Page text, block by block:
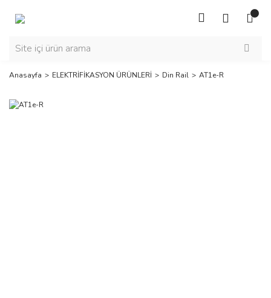
Anasayfa ELEKTRİFİKASYON ÜRÜNLERİ Din Rail AT1e-R